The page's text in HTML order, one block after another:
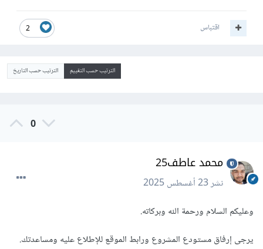
2 اقتباس
الترتيب حسب التقييم الترتيب حسب التاريخ
0
محمد عاطف25
نشر23 أغسطس 2025
وعليكم السلام ورحمة الله وبركاته.
يرجى إرفاق مستودع المشروع ورابط الموقع للإطلاع عليه ومساعدتك.